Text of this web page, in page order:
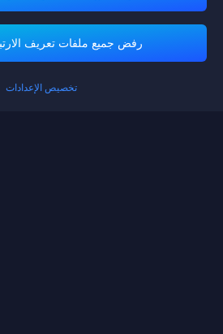
رفض جميع ملفات تعريف
تخصيص الإعدادات
تدعم منصة ميداس باي طرق الدفع